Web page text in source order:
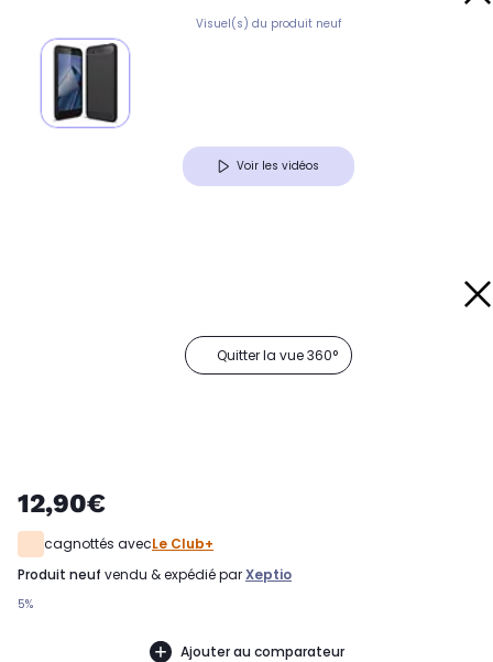
Visuel(s) du produit neuf
Voir les vidéos
Quitter la vue 360°
12,90€
cagnottés avecLe Club+
produit neuf vendu & expédié parXeptio
5%
Ajouter au comparateur